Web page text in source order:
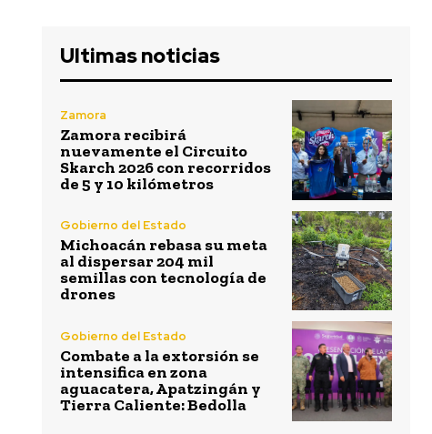
Ultimas noticias
Zamora
Zamora recibirá
nuevamente el Circuito
Skarch 2026 con recorridos
de 5 y 10 kilómetros
Gobierno del Estado
Michoacán rebasa su meta
al dispersar 204 mil
semillas con tecnología de
drones
Gobierno del Estado
Combate a la extorsión se
intensifica en zona
aguacatera, Apatzingán y
Tierra Caliente: Bedolla